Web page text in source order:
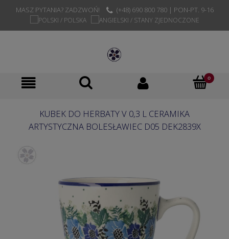
MASZ PYTANIA? ZADZWOŃ! (+48) 690 800 780 | PON-PT. 9-16
KUBEK DO HERBATY V 0,3 L CERAMIKA
ARTYSTYCZNA BOLESŁAWIEC D05 DEK2839X